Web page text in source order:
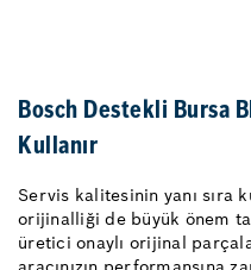
Bosch Destekli Bursa
Kullanır
Servis kalitesinin yanı sıra
orijinalliği de büyük önem
üretici onaylı orijinal